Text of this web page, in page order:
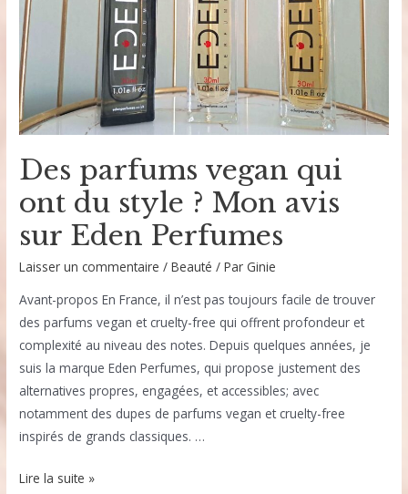
qui
m’a
apaisée
Des parfums vegan qui
ont du style ? Mon avis
sur Eden Perfumes
Laisser un commentaire /Beauté / Par Ginie
Avant-propos En France, il n’est pas toujours facile de trouver
des parfums vegan et cruelty-free qui offrent profondeur et
complexité au niveau des notes. Depuis quelques années, je
suis la marque Eden Perfumes, qui propose justement des
alternatives propres, engagées, et accessibles; avec
notamment des dupes de parfums vegan et cruelty-free
inspirés de grands classiques. …
Des
Lire la suite »